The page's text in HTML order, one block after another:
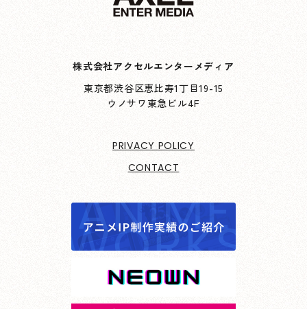
株式会社アクセルエンターメディア
東京都渋谷区恵比寿1丁目19-15
ウノサワ東急ビル4F
PRIVACY POLICY
CONTACT